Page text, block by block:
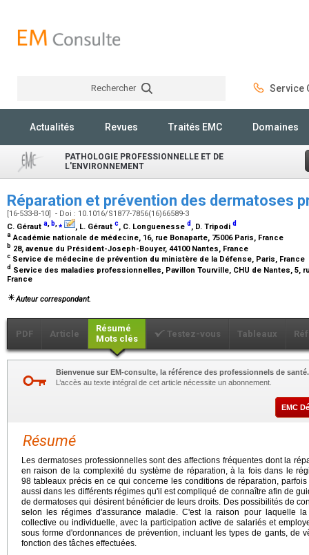
Rechercher Service
Actualités Revues Traités EMC Domaines
PATHOLOGIE PROFESSIONNELLE ET DE
L'ENVIRONNEMENT
Réparation et prévention des dermatoses
[16-533-B-10] - Doi : 10.1016/S1877-7856(16)66589-3
C. Géraut a, b,⁎ , L. Géraut c, C. Longuenesse d , D. Tripodi d
a Académie nationale de médecine, 16, rue Bonaparte, 75006 Paris, France
b 28, avenue du Président-Joseph-Bouyer, 44100 Nantes, France
c Service de médecine de prévention du ministère de la Défense, Paris, France
d Service des maladies professionnelles, Pavillon Tourville, CHU de Nantes, 5,
France
Auteur correspondant.
PDF Article
Résumé
Mots clés
Testez-vous Tableaux
Bienvenue sur EM-consulte, la référence des professionnels de santé.
L’accès au texte intégral de cet article nécessite un abonnement.
EMC
Résumé
Les dermatoses professionnelles sont des affections fréquentes dont la
en raison de la complexité du système de réparation, à la fois dans le
98 tableaux précis en ce qui concerne les conditions de réparation,
aussi dans les différents régimes qu'il est compliqué de connaître afin de
de dermatoses qui désirent bénéficier de leurs droits. Des possibilités de
selon les régimes d'assurance maladie. C'est la raison pour laquelle
collective ou individuelle, avec la participation active de salariés et
sous forme d'ordonnances de prévention, incluant les types de gants, de
fonction des tâches effectuées.